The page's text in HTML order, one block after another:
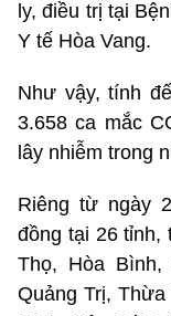
ly, điều trị tại
Y tế Hòa Vang.
Như vậy, tính
3.658 ca mắc
lây nhiễm trong
Riêng từ ngày
đồng tại 26 tỉnh,
Thọ, Hòa
Quảng Trị,